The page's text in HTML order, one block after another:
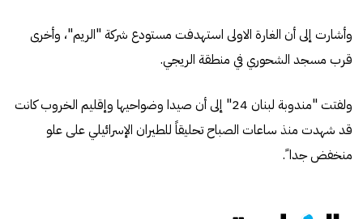
وأشارت إلى أن الغارة الاولى استهدفت مستودع شركة "الريم"، وأخرى
قرب مسجد الشحوري في منطقة الريجي.
ولفتت "مندوبة لبنان 24" إلى أن صيدا وضواحيها وإقليم الخروب كانت
قد شهدت منذ ساعات الصباح تحليقاً للطيران الإسرائيلي على علو
منخفض جدا ً.